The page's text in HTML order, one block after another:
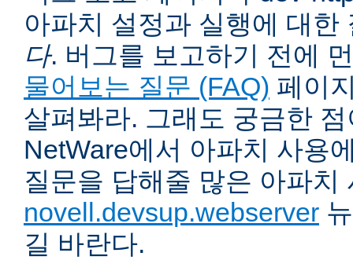
아파치 설정과 실행에 대
다. 버그를 보고하기 전에
물어보는 질문 (FAQ) 페이
살펴봐라. 그래도 궁금한
NetWare에서 아파치 사용
질문을 답해줄 많은 아파치
novell.devsup.webserver
길 바란다.